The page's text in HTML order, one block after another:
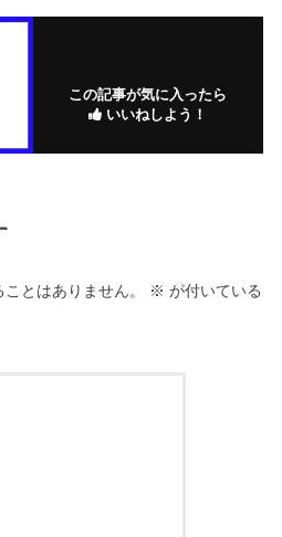
この記事が気に入ったら
いいねしよう！
とはありません。 ※ が付いている